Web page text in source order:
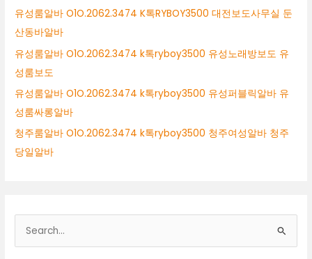
유성룸알바 O1O.2062.3474 K톡RYBOY3500 대전보도사무실 둔
산동바알바
유성룸알바 O1O.2062.3474 k톡ryboy3500 유성노래방보도 유
성룸보도
유성룸알바 O1O.2062.3474 k톡ryboy3500 유성퍼블릭알바 유
성룸싸롱알바
청주룸알바 O1O.2062.3474 k톡ryboy3500 청주여성알바 청주
당일알바
색